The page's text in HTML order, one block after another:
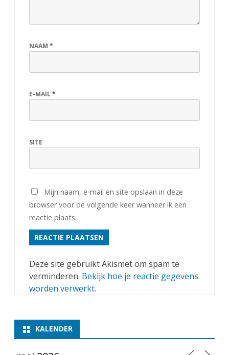
NAAM *
E-MAIL*
SITE
Mijn naam, e-mail en site opslaan in deze
browser voor de volgende keer wanneer ik een
reactie plaats.
Deze site gebruikt Akismet om spam te
verminderen. Bekijk hoe je reactie gegevens
worden verwerkt.
KALENDER